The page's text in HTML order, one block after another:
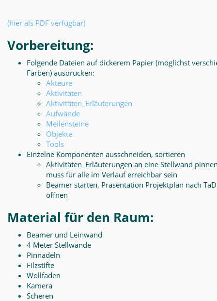
(hier als PDF verfügbar)
Vorbereitung:
Folgende Dateien auf dickerem Papier (möglichst
Farben) ausdrucken:
Akteure
Aktivitäten
Aktivitäten_Erläuterungen
Aufwände
Meilensteine
Objekte
Tools
Einzelne Komponenten ausschneiden, sortieren
Aktivitäten_Erläuterungen an eine Stellwand
muss für alle im Verlauf erreichbar sein
Beamer starten, Präsentation Projektplan nach
öffnen
Material für den Raum:
Beamer und Leinwand
4 Meter Stellwände
Pinnadeln
Filzstifte
Wollfaden
Kamera
Scheren